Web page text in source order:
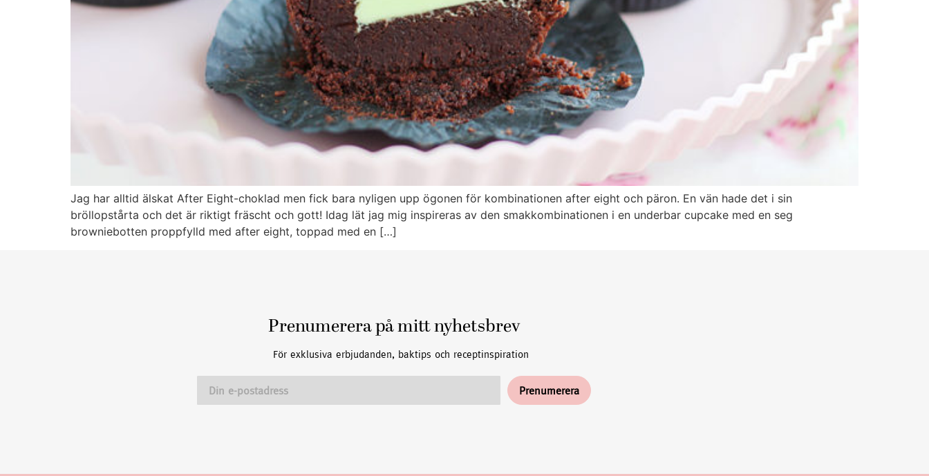
Jag har alltid älskat After Eight-choklad men fick bara nyligen upp ögonen för kombinationen after eight och päron. En vän hade det i sin
bröllopstårta och det är riktigt fräscht och gott! Idag lät jag mig inspireras av den smakkombinationen i en underbar cupcake med en seg
browniebotten proppfylld med after eight, toppad med en […]
Prenumerera på mitt nyhetsbrev
För exklusiva erbjudanden, baktips och receptinspiration